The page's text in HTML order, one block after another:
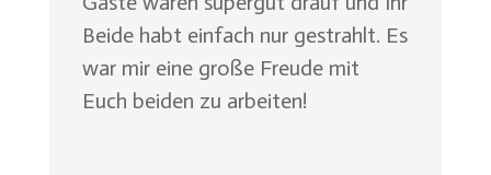
Beide habt einfach nur gestrahlt. Es
war mir eine große Freude mit
Euch beiden zu arbeiten!